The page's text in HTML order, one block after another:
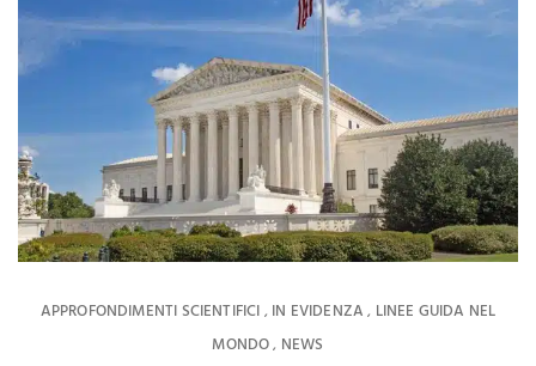
APPROFONDIMENTI SCIENTIFICI , IN EVIDENZA , LINEE GUIDA NEL
MONDO, NEWS